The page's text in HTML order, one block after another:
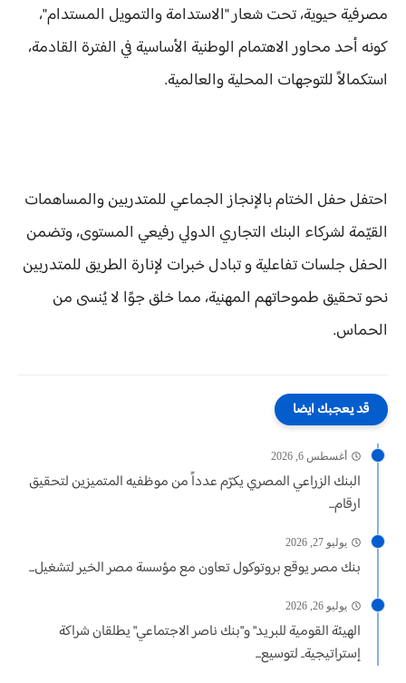
مصرفية حيوية، تحت شعار "الاستدامة والتمويل المستدام"،
كونه أحد محاور الاهتمام الوطنية الأساسية في الفترة القادمة،
استكمالاً للتوجهات المحلية والعالمية.
​احتفل حفل الختام بالإنجاز الجماعي للمتدربين والمساهمات
القيّمة لشركاء البنك التجاري الدولي رفيعي المستوى، وتضمن
الحفل جلسات تفاعلية و تبادل خبرات لإنارة الطريق للمتدربين
نحو تحقيق طموحاتهم المهنية، مما خلق جوًا لا يُنسى من
الحماس.
قد يعجبك ايضا
أغسطس 6, 2026
البنك الزراعي المصري يكرّم عدداً من موظفيه المتميزين لتحقيق
ارقام...
يوليو 27, 2026
بنك مصر يوقع بروتوكول تعاون مع مؤسسة مصر الخير لتشغيل...
يوليو 26, 2026
الهيئة القومية للبريد" و"بنك ناصر الاجتماعي" يطلقان شراكة
إستراتيجية.. لتوسيع...